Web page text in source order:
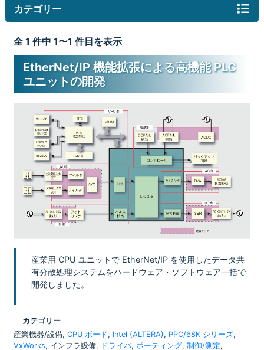
カテゴリー
全 1 件中 1〜1 件目を表示
EtherNet/IP 機能拡張による高機能 PLC
ユニットの開発
産業用 CPU ユニットで EtherNet/IP を使用したデータ共
有分散処理システムをハードウェア・ソフトウェア一括で
開発しました。
カテゴリー
産業機器/設備, CPU ボード, Intel (ALTERA), PPC/68K シリーズ,
VxWorks, インフラ設備, ドライバ, ポーティング, 制御/測定,